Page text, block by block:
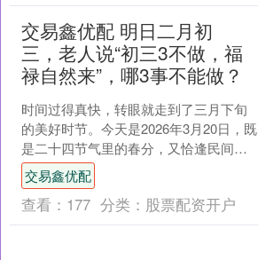
交易鑫优配 明日二月初
三，老人说“初三3不做，福
禄自然来”，哪3事不能做？
时间过得真快，转眼就走到了三月下旬
的美好时节。今天是2026年3月20日，既
是二十四节气里的春分，又恰逢民间传
统的二月二龙抬头，一日双节相逢，既
是昼夜均分、阴阳....
交易鑫优配
查看： 177 分类： 股票配资开户